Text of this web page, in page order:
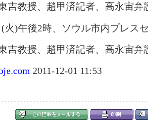
吉教授、趙甲済記者、高永宙弁
)午後2時、ソウル市内プレス
吉教授、趙甲済記者、高永宙弁
2011-12-01 11:53